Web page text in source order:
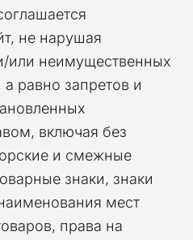
не нарушая
или неимущественных
а равно запретов и
нных
включая без
и смежные
знаки, знаки
мест
права на